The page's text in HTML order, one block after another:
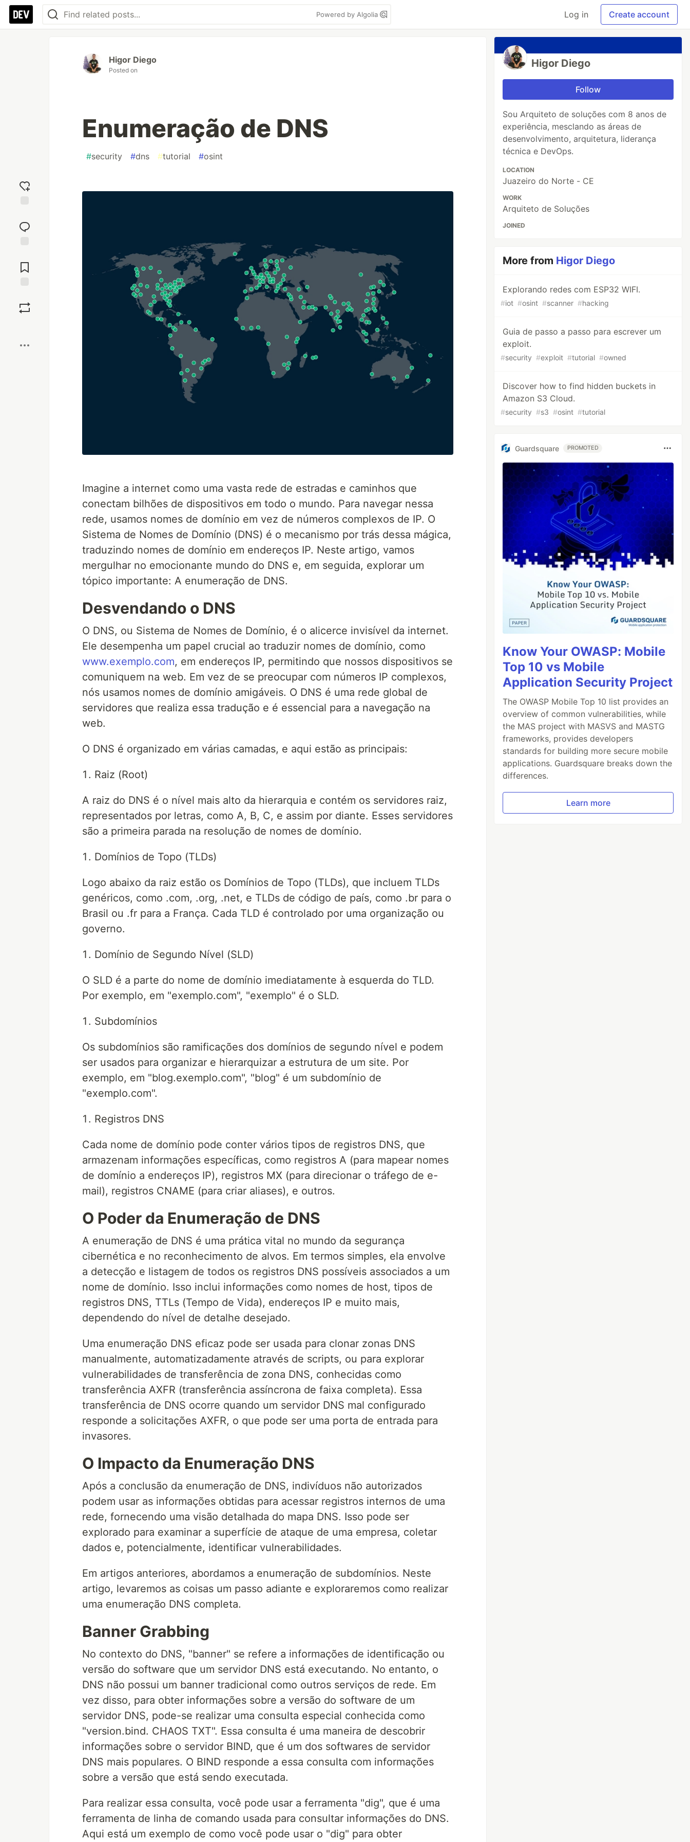
Powered by Algolia Log in Create account
reaction
Comments
Higor Diego
Posted on
Enumeração de DNS
#security #dns #tutorial #osint
Imagine a internet como uma vasta rede de estradas e caminhos que
conectam bilhões de dispositivos em todo o mundo. Para navegar nessa
rede, usamos nomes de domínio em vez de números complexos de IP. O
Sistema de Nomes de Domínio (DNS) é o mecanismo por trás dessa mágica,
traduzindo nomes de domínio em endereços IP. Neste artigo, vamos
mergulhar no emocionante mundo do DNS e, em seguida, explorar um
tópico importante: A enumeração de DNS.
Desvendando o DNS
O DNS, ou Sistema de Nomes de Domínio, é o alicerce invisível da internet.
Ele desempenha um papel crucial ao traduzir nomes de domínio, como
www.exemplo.com, em endereços IP, permitindo que nossos dispositivos se
comuniquem na web. Em vez de se preocupar com números IP complexos,
nós usamos nomes de domínio amigáveis. O DNS é uma rede global de
servidores que realiza essa tradução e é essencial para a navegação na
web.
O DNS é organizado em várias camadas, e aqui estão as principais:
Raiz (Root)
A raiz do DNS é o nível mais alto da hierarquia e contém os servidores raiz,
representados por letras, como A, B, C, e assim por diante. Esses servidores
são a primeira parada na resolução de nomes de domínio.
Domínios de Topo (TLDs)
Logo abaixo da raiz estão os Domínios de Topo (TLDs), que incluem TLDs
genéricos, como .com, .org, .net, e TLDs de código de país, como .br para o
Brasil ou .fr para a França. Cada TLD é controlado por uma organização ou
governo.
Domínio de Segundo Nível (SLD)
O SLD é a parte do nome de domínio imediatamente à esquerda do TLD.
Por exemplo, em "exemplo.com", "exemplo" é o SLD.
Subdomínios
Os subdomínios são ramificações dos domínios de segundo nível e podem
ser usados para organizar e hierarquizar a estrutura de um site. Por
exemplo, em "blog.exemplo.com", "blog" é um subdomínio de
"exemplo.com".
Registros DNS
Cada nome de domínio pode conter vários tipos de registros DNS, que
armazenam informações específicas, como registros A (para mapear nomes
de domínio a endereços IP), registros MX (para direcionar o tráfego de e-
mail), registros CNAME (para criar aliases), e outros.
O Poder da Enumeração de DNS
A enumeração de DNS é uma prática vital no mundo da segurança
cibernética e no reconhecimento de alvos. Em termos simples, ela envolve
a detecção e listagem de todos os registros DNS possíveis associados a um
nome de domínio. Isso inclui informações como nomes de host, tipos de
registros DNS, TTLs (Tempo de Vida), endereços IP e muito mais,
dependendo do nível de detalhe desejado.
Uma enumeração DNS eficaz pode ser usada para clonar zonas DNS
manualmente, automatizadamente através de scripts, ou para explorar
vulnerabilidades de transferência de zona DNS, conhecidas como
transferência AXFR (transferência assíncrona de faixa completa). Essa
transferência de DNS ocorre quando um servidor DNS mal configurado
responde a solicitações AXFR, o que pode ser uma porta de entrada para
invasores.
O Impacto da Enumeração DNS
Após a conclusão da enumeração de DNS, indivíduos não autorizados
podem usar as informações obtidas para acessar registros internos de uma
rede, fornecendo uma visão detalhada do mapa DNS. Isso pode ser
explorado para examinar a superfície de ataque de uma empresa, coletar
dados e, potencialmente, identificar vulnerabilidades.
Em artigos anteriores, abordamos a enumeração de subdomínios. Neste
artigo, levaremos as coisas um passo adiante e exploraremos como realizar
uma enumeração DNS completa.
Banner Grabbing
No contexto do DNS, "banner" se refere a informações de identificação ou
versão do software que um servidor DNS está executando. No entanto, o
DNS não possui um banner tradicional como outros serviços de rede. Em
vez disso, para obter informações sobre a versão do software de um
servidor DNS, pode-se realizar uma consulta especial conhecida como
"version.bind. CHAOS TXT". Essa consulta é uma maneira de descobrir
informações sobre o servidor BIND, que é um dos softwares de servidor
DNS mais populares. O BIND responde a essa consulta com informações
sobre a versão que está sendo executada.
Para realizar essa consulta, você pode usar a ferramenta "dig", que é uma
ferramenta de linha de comando usada para consultar informações do DNS.
Aqui está um exemplo de como você pode usar o "dig" para obter
Higor Diego
Follow
Sou Arquiteto de soluções com 8 anos de
experiência, mesclando as áreas de
desenvolvimento, arquitetura, liderança
técnica e DevOps.
LOCATION
Juazeiro do Norte - CE
WORK
Arquiteto de Soluções
JOINED
More from Higor Diego
Explorando redes com ESP32 WIFI.
#iot #osint #scanner #hacking
Guia de passo a passo para escrever um
exploit.
#security #exploit #tutorial #owned
Discover how to find hidden buckets in
Amazon S3 Cloud.
#security #s3 #osint #tutorial
Guardsquare PROMOTED
Know Your OWASP: Mobile
Top 10 vs Mobile
Application Security Project
The OWASP Mobile Top 10 list provides an
overview of common vulnerabilities, while
the MAS project with MASVS and MASTG
frameworks, provides developers
standards for building more secure mobile
applications. Guardsquare breaks down the
differences.
Learn more